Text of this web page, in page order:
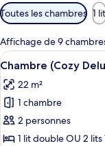
Filtres
disponibles
pour
les
chambres
Toutes les chambres 1 lit
Affichage de 9
Afficher
toutes
les
photos
pour
ce
7
Chambre (Cozy
22 m²
1 chambre
2 personnes
1 lit double OU 2 lits